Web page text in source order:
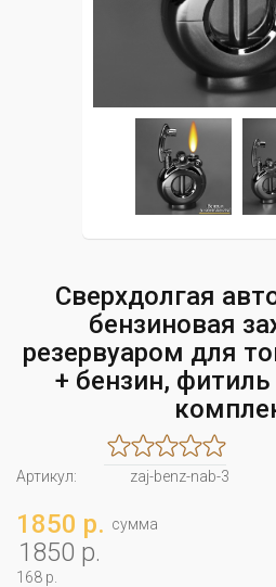
Сверхдолгая
бензиновая
резервуаром для
+ бензин,
Артикул:
zaj-benz-nab-3
1850 р. сумма
1850 р.
168 р.